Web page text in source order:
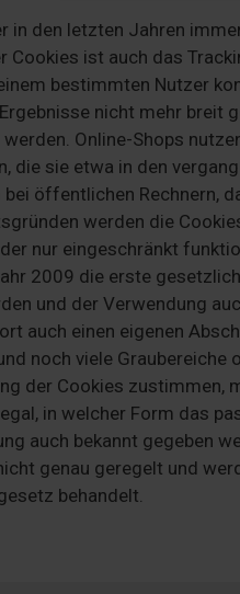
in den letzten Jahren
Cookies ist auch das
bestimmten Nutzer
nicht mehr
Online-Shops
die sie etwa in den
öffentlichen Rechnern,
werden die
nur eingeschränkt
2009 die erste
und der Verwendung
auch einen eigenen
noch viele
der Cookies zustimmen,
in welcher Form das
auch bekannt gegeben
genau geregelt und
behandelt.